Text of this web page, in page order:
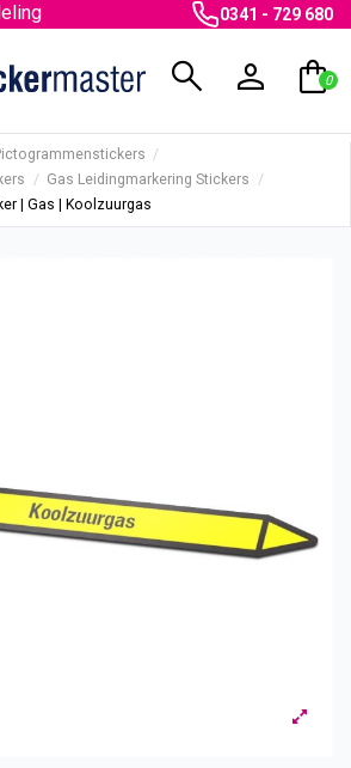
0341 - 729 680
search person shopping_bag
0
Gas Leidingmarkering Stickers
| Gas | Koolzuurgas